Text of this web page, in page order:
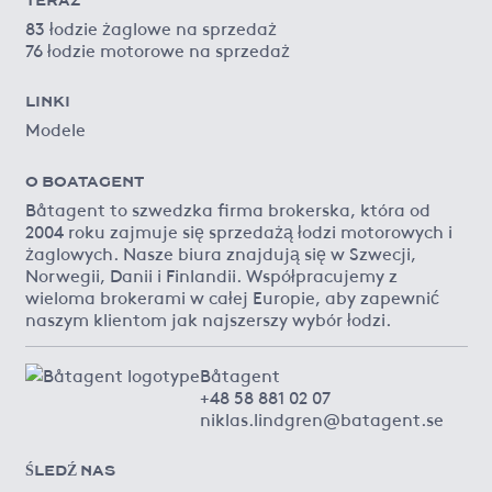
83 łodzie żaglowe na sprzedaż
76 łodzie motorowe na sprzedaż
LINKI
Modele
O BOATAGENT
Båtagent to szwedzka firma brokerska, która od
2004 roku zajmuje się sprzedażą łodzi motorowych i
żaglowych. Nasze biura znajdują się w Szwecji,
Norwegii, Danii i Finlandii. Współpracujemy z
wieloma brokerami w całej Europie, aby zapewnić
naszym klientom jak najszerszy wybór łodzi.
Båtagent
+48 58 881 02 07
niklas.lindgren@batagent.se
ŚLEDŹ NAS